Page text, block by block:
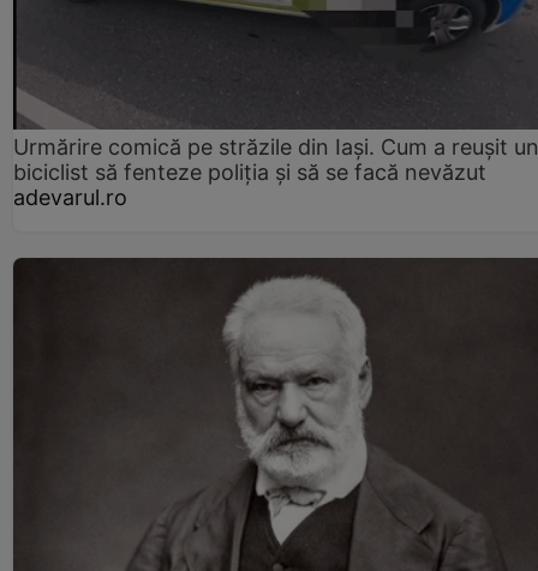
Urmărire comică pe străzile din Iași. Cum a reușit un
biciclist să fenteze poliția și să se facă nevăzut
adevarul.ro